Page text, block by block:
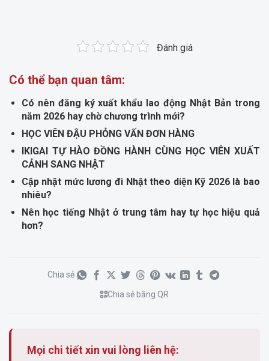
Đánh giá
Có thể bạn quan tâm:
Có nên đăng ký xuất khẩu lao động Nhật Bản trong
năm 2026 hay chờ chương trình mới?
HỌC VIÊN ĐẬU PHỎNG VẤN ĐƠN HÀNG
IKIGAI TỰ HÀO ĐỒNG HÀNH CÙNG HỌC VIÊN XUẤT
CẢNH SANG NHẬT
Cập nhật mức lương đi Nhật theo diện Kỹ 2026 là bao
nhiêu?
Nên học tiếng Nhật ở trung tâm hay tự học hiệu quả
hơn?
Chia sẻ
Chia sẻ bằng QR
Mọi chi tiết xin vui lòng liên hệ: